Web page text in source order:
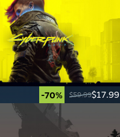
-70% $59.99$17.99